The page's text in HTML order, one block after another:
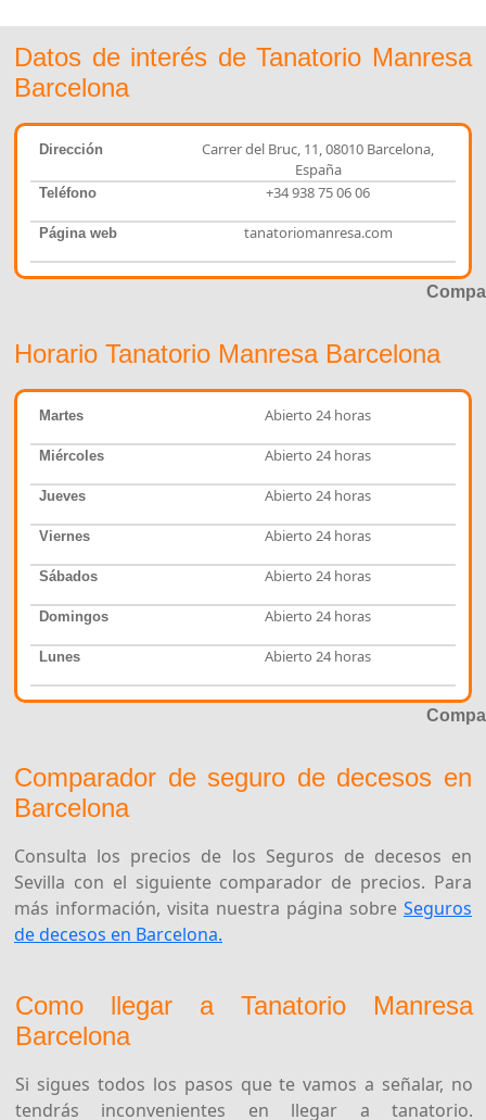
Datos de interés de Tanatorio Manresa
Barcelona
Dirección
Carrer del Bruc, 11, 08010 Barcelona,
España
Teléfono +34 938 75 06 06
Página web tanatoriomanresa.com
Horario Tanatorio Manresa Barcelona
Martes Abierto 24 horas
Miércoles Abierto 24 horas
Jueves Abierto 24 horas
Viernes Abierto 24 horas
Sábados Abierto 24 horas
Domingos Abierto 24 horas
Lunes Abierto 24 horas
Comparador de seguro de decesos en
Barcelona
Consulta los precios de los Seguros de decesos en
Sevilla con el siguiente comparador de precios. Para
más información, visita nuestra página sobre Seguros
de decesos en Barcelona.
Como llegar a Tanatorio Manresa
Barcelona
Si sigues todos los pasos que te vamos a señalar, no
tendrás inconvenientes en llegar a tanatorio.